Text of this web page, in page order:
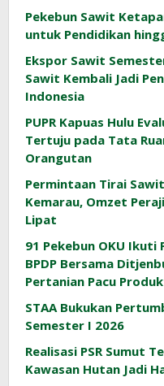
Pekebun Sawit
untuk Pendidikan
Ekspor Sawit
Sawit Kembali Jadi
Indonesia
PUPR Kapuas Hulu
Tertuju pada Tata
Orangutan
Permintaan Tirai
Kemarau, Omzet
Lipat
91 Pekebun OKU
BPDP Bersama
Pertanian Pacu
STAA Bukukan
Semester I 2026
Realisasi PSR Sumut
Kawasan Hutan Jadi